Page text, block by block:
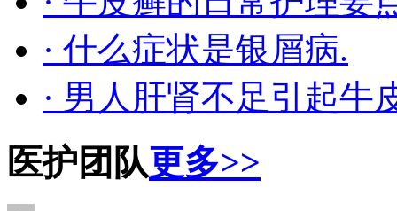
· 什么症状是银屑病.
· 男人肝肾不足引起牛
医护团队更多>>